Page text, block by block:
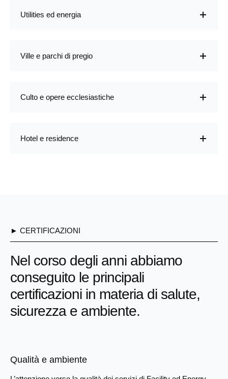
Utilities ed energia
Ville e parchi di pregio
Culto e opere ecclesiastiche
Hotel e residence
► CERTIFICAZIONI
Nel corso degli anni abbiamo
conseguito le principali
certificazioni in materia di salute,
sicurezza e ambiente.
Qualità e ambiente